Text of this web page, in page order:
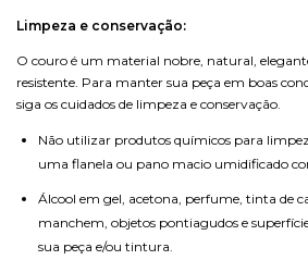
Limpeza e conservação:
O couro é um material nobre, natural,
resistente. Para manter sua peça em boas
siga os cuidados de limpeza e conservação.
Não utilizar produtos químicos para
uma flanela ou pano macio umidificado
Álcool em gel, acetona, perfume, tinta de
manchem, objetos pontiagudos e
sua peça e/ou tintura.